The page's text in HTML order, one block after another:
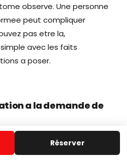
observe. Une personne
peut compliquer
pas etre la,
avec les faits
a poser.
a la demande de
le symptome, la marque et
vous pouvez demander un
Réserver